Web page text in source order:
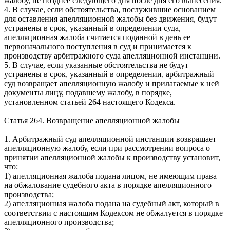
4. В случае, если обстоятельства, послужившие основанием
для оставления апелляционной жалобы без движения, будут
устранены в срок, указанный в определении суда,
апелляционная жалоба считается поданной в день ее
первоначального поступления в суд и принимается к
производству арбитражного суда апелляционной инстанции.
5. В случае, если указанные обстоятельства не будут
устранены в срок, указанный в определении, арбитражный
суд возвращает апелляционную жалобу и прилагаемые к ней
документы лицу, подавшему жалобу, в порядке,
установленном статьей 264 настоящего Кодекса.
Статья 264. Возвращение апелляционной жалобы
1. Арбитражный суд апелляционной инстанции возвращает
апелляционную жалобу, если при рассмотрении вопроса о
принятии апелляционной жалобы к производству установит,
что:
1) апелляционная жалоба подана лицом, не имеющим права
на обжалование судебного акта в порядке апелляционного
производства;
2) апелляционная жалоба подана на судебный акт, который в
соответствии с настоящим Кодексом не обжалуется в порядке
апелляционного производства;